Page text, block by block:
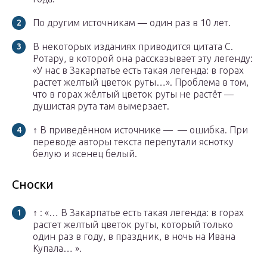
По другим источникам — один раз в 10 лет.
В некоторых изданиях приводится цитата С.
Ротару, в которой она рассказывает эту легенду:
«У нас в Закарпатье есть такая легенда: в горах
растет желтый цветок руты…». Проблема в том,
что в горах жёлтый цветок руты не растёт —
душистая рута там вымерзает.
↑ В приведённом источнике — — ошибка. При
переводе авторы текста перепутали яснотку
белую и ясенец белый.
Сноски
↑ : «… В Закарпатье есть такая легенда: в горах
растет желтый цветок руты, который только
один раз в году, в праздник, в ночь на Ивана
Купала… ».